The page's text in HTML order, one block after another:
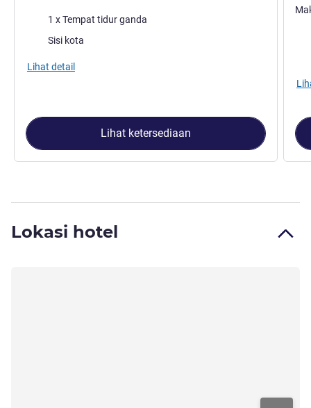
Selimut1 x Tempat tidur ganda
Pemandangan:
Sisi kota
Lihat detail
Lihat ketersediaan
Lokasi hotel